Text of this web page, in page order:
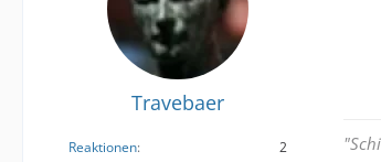
Travebaer
Reaktionen
2